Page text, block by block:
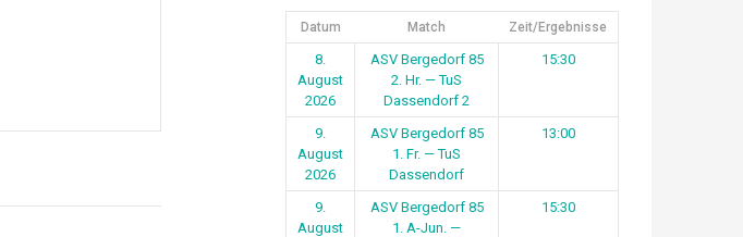
Datum Match Zeit/Ergebnisse
8.
August
2026
ASV Bergedorf 85
2. Hr. — TuS
Dassendorf 2
15:30
9.
August
2026
ASV Bergedorf 85
1. Fr. — TuS
Dassendorf
13:00
9.
August
ASV Bergedorf 85
1. A-Jun. —
15:30